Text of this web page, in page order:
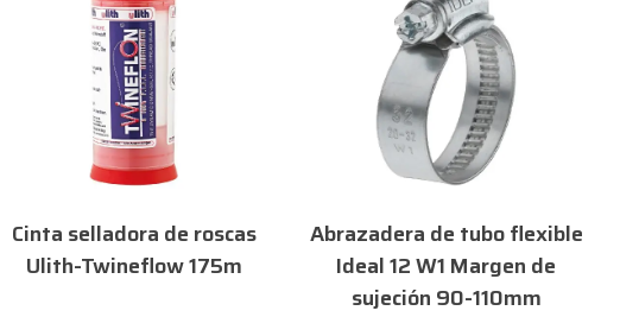
Cinta selladora de roscas
Ulith-Twineflow 175m
Abrazadera de tubo flexible
Ideal 12 W1 Margen de
sujeción 90-110mm